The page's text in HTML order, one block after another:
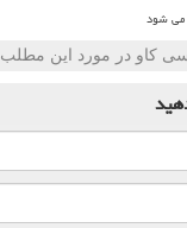
می شود
کاو در مورد این مطلب